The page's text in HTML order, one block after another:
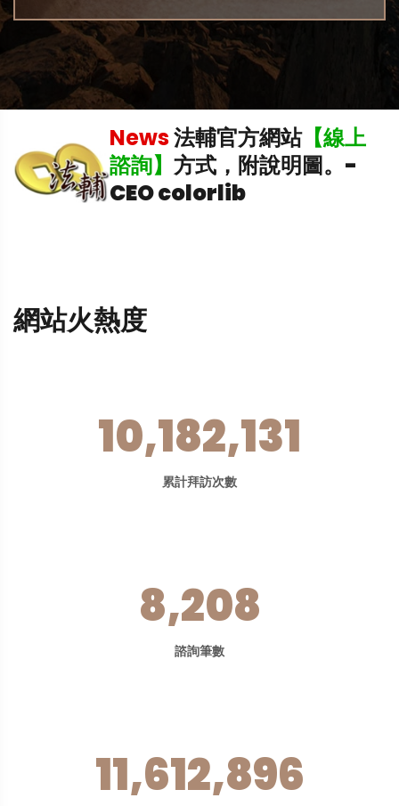
News法輔官方網站【線上
諮詢】 方式，附說明圖。 -
CEO colorlib
網站火熱度
10,182,131
累計拜訪次數
8,208
諮詢筆數
11,612,896